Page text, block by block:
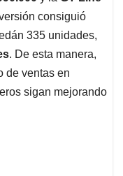
consiguió
335 unidades,
. De esta manera,
de ventas en
sigan mejorando